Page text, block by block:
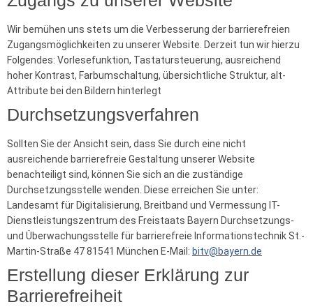
Wir bemühen uns stets um die Verbesserung der barrierefreien
Zugangsmöglichkeiten zu unserer Website. Derzeit tun wir hierzu
Folgendes: Vorlesefunktion, Tastatursteuerung, ausreichend
hoher Kontrast, Farbumschaltung, übersichtliche Struktur, alt-
Attribute bei den Bildern hinterlegt
Durchsetzungsverfahren
Sollten Sie der Ansicht sein, dass Sie durch eine nicht
ausreichende barrierefreie Gestaltung unserer Website
benachteiligt sind, können Sie sich an die zuständige
Durchsetzungsstelle wenden. Diese erreichen Sie unter:
Landesamt für Digitalisierung, Breitband und Vermessung IT-
Dienstleistungszentrum des Freistaats Bayern Durchsetzungs-
und Überwachungsstelle für barrierefreie Informationstechnik St.-
Martin-Straße 47 81541 München E-Mail: bitv@bayern.de
Erstellung dieser Erklärung zur
Barrierefreiheit